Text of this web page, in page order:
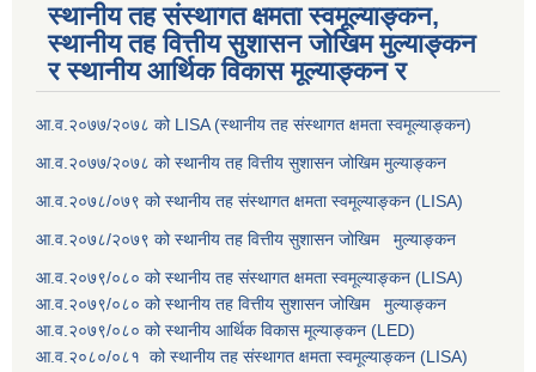
स्थानीय तह संस्थागत क्षमता स्वमूल्याङ्कन,
स्थानीय तह वित्तीय सुशासन जोखिम मुल्याङ्कन
र स्थानीय आर्थिक विकास मूल्याङ्कन र
आ.व.२०७७/२०७८ को LISA (स्थानीय तह संस्थागत क्षमता स्वमूल्याङ्कन)
आ.व.२०७७/२०७८ को स्थानीय तह वित्तीय सुशासन जोखिम मुल्याङ्कन
आ.व.२०७८/०७९ को स्थानीय तह संस्थागत क्षमता स्वमूल्याङ्कन (LISA)
आ.व.२०७८/२०७९ को स्थानीय तह वित्तीय सुशासन जोखिम मुल्याङ्कन
आ.व.२०७९/०८० को स्थानीय तह संस्थागत क्षमता स्वमूल्याङ्कन (LISA)
आ.व.२०७९/०८० को स्थानीय तह वित्तीय सुशासन जोखिम मुल्याङ्कन
आ.व.२०७९/०८० को स्थानीय आर्थिक विकास मूल्याङ्कन (LED)
आ.व.२०८०/०८१ को स्थानीय तह संस्थागत क्षमता स्वमूल्याङ्कन (LISA)